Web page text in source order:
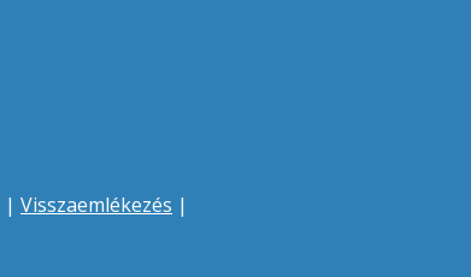
| Visszaemlékezés |